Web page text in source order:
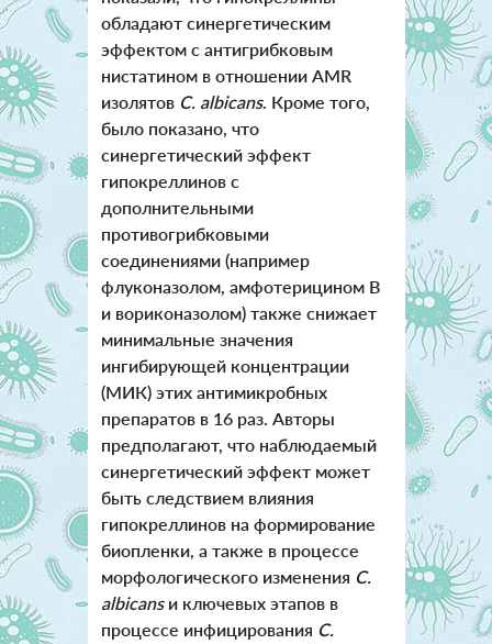
обладают синергетическим
эффектом с антигрибковым
нистатином в отношении AMR
изолятов C. albicans. Кроме того,
было показано, что
синергетический эффект
гипокреллинов с
дополнительными
противогрибковыми
соединениями (например
флуконазолом, амфотерицином В
и вориконазолом) также снижает
минимальные значения
ингибирующей концентрации
(МИК) этих антимикробных
препаратов в 16 раз. Авторы
предполагают, что наблюдаемый
синергетический эффект может
быть следствием влияния
гипокреллинов на формирование
биопленки, а также в процессе
морфологического изменения C.
albicansи ключевых этапов в
процессе инфицирования C.